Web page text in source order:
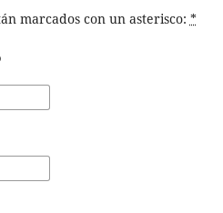
marcados con un asterisco: *